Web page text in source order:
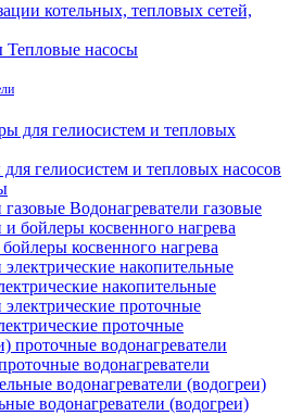
котельных, тепловых сетей,
Тепловые насосы
гелиосистем и тепловых насосов
Водонагреватели газовые
косвенного нагрева
накопительные
проточные
водонагреватели
водонагреватели (водогреи)